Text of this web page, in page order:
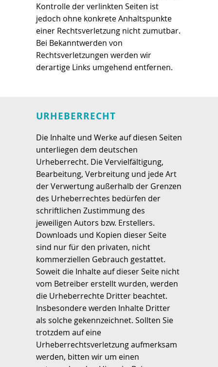
Kontrolle der verlinkten Seiten ist
jedoch ohne konkrete Anhaltspunkte
einer Rechtsverletzung nicht zumutbar.
Bei Bekanntwerden von
Rechtsverletzungen werden wir
derartige Links umgehend entfernen.
URHEBERRECHT
Die Inhalte und Werke auf diesen Seiten
unterliegen dem deutschen
Urheberrecht. Die Vervielfältigung,
Bearbeitung, Verbreitung und jede Art
der Verwertung außerhalb der Grenzen
des Urheberrechtes bedürfen der
schriftlichen Zustimmung des
jeweiligen Autors bzw. Erstellers.
Downloads und Kopien dieser Seite
sind nur für den privaten, nicht
kommerziellen Gebrauch gestattet.
Soweit die Inhalte auf dieser Seite nicht
vom Betreiber erstellt wurden, werden
die Urheberrechte Dritter beachtet.
Insbesondere werden Inhalte Dritter
als solche gekennzeichnet. Sollten Sie
trotzdem auf eine
Urheberrechtsverletzung aufmerksam
werden, bitten wir um einen